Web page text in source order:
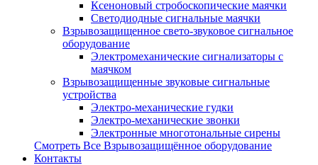
Ксеноновый стробоскопические маячки
Светодиодные сигнальные маячки
Взрывозащищенное свето-звуковое сигнальное
оборудование
Электромеханические сигнализаторы с
маячком
Взрывозащищенные звуковые сигнальные
устройства
Электро-механические гудки
Электро-механические звонки
Электронные многотональные сирены
Смотреть Все Взрывозащищённое оборудование
Контакты